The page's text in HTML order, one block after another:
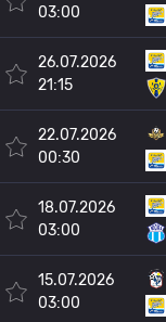
03:00
26.07.2026
21:15
22.07.2026
00:30
18.07.2026
03:00
15.07.2026
03:00